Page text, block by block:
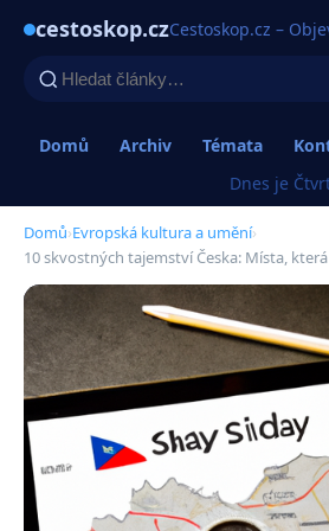
cestoskop.czCestoskop.cz –
Domů Archiv Témata
Dnes je
Domů›Evropská kultura a umění›
10 skvostných tajemství Česka: Místa,